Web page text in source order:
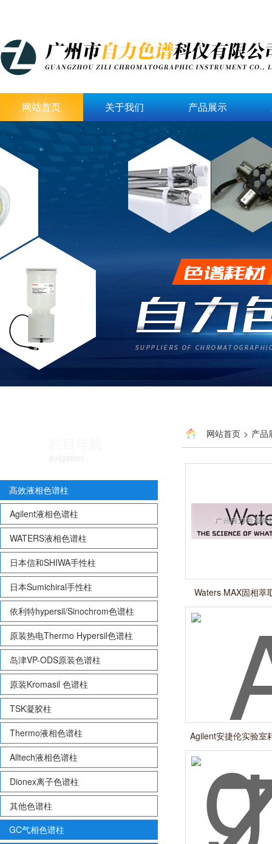
网站首页 关于我们 产品展示
avigation
高效液相色谱柱
Agilent液相色谱柱
WATERS液相色谱柱
日本信和SHIWA手性柱
日本Sumichiral手性柱
依利特hypersil/Sinochrom色谱柱
原装热电Thermo Hypersil色谱柱
岛津VP-ODS原装色谱柱
原装Kromasil 色谱柱
TSK凝胶柱
Thermo液相色谱柱
Alltech液相色谱柱
Dionex离子色谱柱
其他色谱柱
GC气相色谱柱
网站首页 > 产品
Waters MAX固相萃
6cc/
Agilent安捷伦实验室